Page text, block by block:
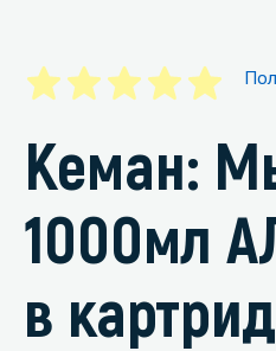
Кеман:
1000мл
в